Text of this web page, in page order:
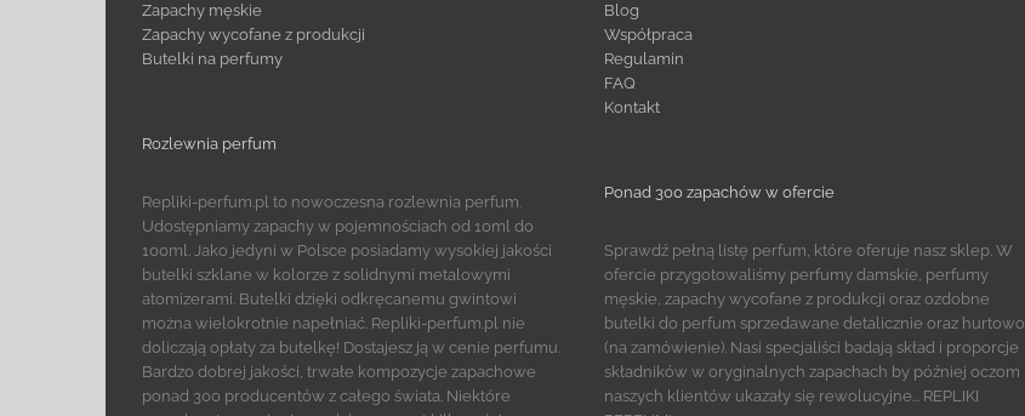
Zapachy męskie
Zapachy wycofane z produkcji
Butelki na perfumy
Rozlewnia perfum
Repliki-perfum.pl to nowoczesna rozlewnia perfum.
Udostępniamy zapachy w pojemnościach od 10ml do
100ml. Jako jedyni w Polsce posiadamy wysokiej jakości
butelki szklane w kolorze z solidnymi metalowymi
atomizerami. Butelki dzięki odkręcanemu gwintowi
można wielokrotnie napełniać. Repliki-perfum.pl nie
doliczają opłaty za butelkę! Dostajesz ją w cenie perfumu.
Bardzo dobrej jakości, trwałe kompozycje zapachowe
ponad 300 producentów z całego świata. Niektóre
Blog
Współpraca
Regulamin
FAQ
Kontakt
Ponad 300 zapachów w ofercie
Sprawdź pełną listę perfum, które oferuje nasz sklep. W
ofercie przygotowaliśmy perfumy damskie, perfumy
męskie, zapachy wycofane z produkcji oraz ozdobne
butelki do perfum sprzedawane detalicznie oraz hurtowo
(na zamówienie). Nasi specjaliści badają skład i proporcje
składników w oryginalnych zapachach by później oczom
naszych klientów ukazały się rewolucyjne... REPLIKI